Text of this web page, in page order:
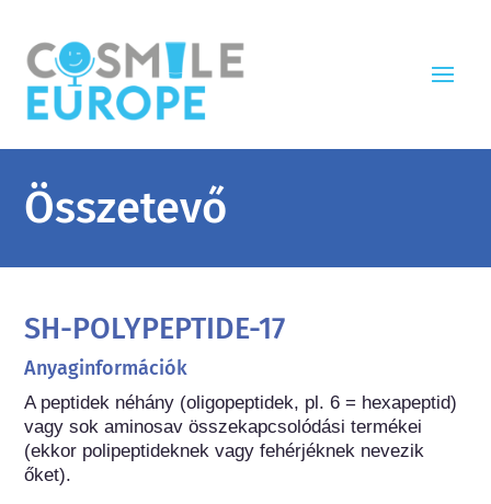
Összetevő
SH-POLYPEPTIDE-17
Anyaginformációk
A peptidek néhány (oligopeptidek, pl. 6 = hexapeptid)
vagy sok aminosav összekapcsolódási termékei
(ekkor polipeptideknek vagy fehérjéknek nevezik
őket).